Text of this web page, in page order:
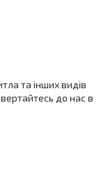
та інших видів
до нас в